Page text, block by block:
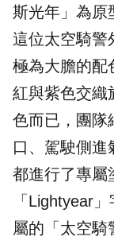
斯光年」為原
這位太空騎警
極為大膽的配
紅與紫色交織
色而已，團隊
口、駕駛側進
都進行了專屬
「Lightyear
屬的「太空騎